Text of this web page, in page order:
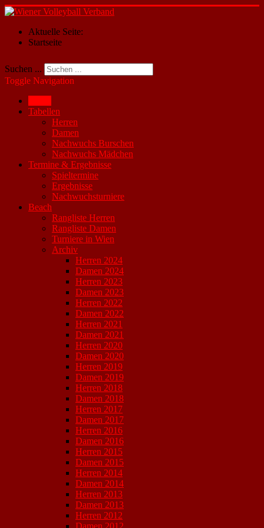
Aktuelle Seite:
Startseite
Suchen ...
Toggle Navigation
Tabellen
Herren
Damen
Nachwuchs Burschen
Nachwuchs Mädchen
Termine & Ergebnisse
Spieltermine
Ergebnisse
Nachwuchsturniere
Beach
Rangliste Herren
Rangliste Damen
Turniere in Wien
Archiv
Herren 2024
Damen 2024
Herren 2023
Damen 2023
Herren 2022
Damen 2022
Herren 2021
Damen 2021
Herren 2020
Damen 2020
Herren 2019
Damen 2019
Herren 2018
Damen 2018
Herren 2017
Damen 2017
Herren 2016
Damen 2016
Herren 2015
Damen 2015
Herren 2014
Damen 2014
Herren 2013
Damen 2013
Herren 2012
Damen 2012